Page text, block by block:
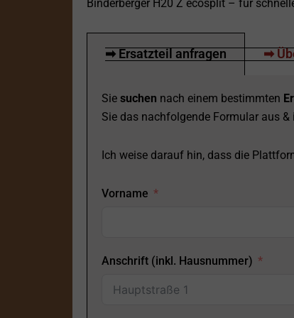
Binderberger H20 Z ecosplit – für
➡ Ersatzteil anfragen ➡
Sie suchen nach einem bestimmten
Sie das nachfolgende Formular aus
Ich weise darauf hin, dass die
Vorname
Anschrift (inkl. Hausnummer)